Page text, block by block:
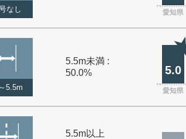
なし 愛知県
5.5m
5.5m未満 :
50.0%
5.0
愛知県
5.5m以上